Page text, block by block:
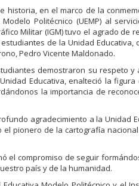
historia, en el marco de la
Politécnico (UEMP) al
Militar (IGM) tuvo el agrado de
de la Unidad Educativa,
Pedro Vicente Maldonado.
demostraron su respeto y
Educativa, enalteció la
la importancia de
agradecimiento a la Unidad
el pionero de la cartografía
el compromiso de seguir
país y de la humanidad.